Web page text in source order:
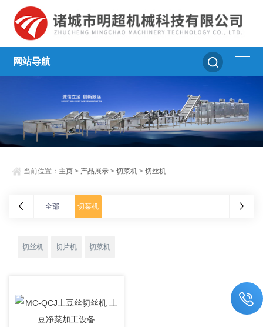
网站导航
当前位置： 主页 > 产品展示 >切菜机 >切丝机
全部 切菜机
切丝机 切片机 切菜机